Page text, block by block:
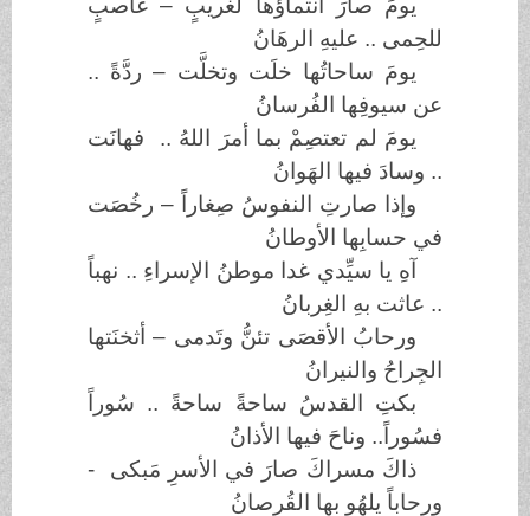
للحِمى .. عليهِ الرهَانُ
يومَ ساحاتُها خلَت وتخلَّت – ردَّةً ..
عن سيوفِها الفُرسانُ
يومَ لم تعتصِمْ بما أمرَ اللهُ .. فهانَت
.. وسادَ فيها الهَوانُ
وإذا صارتِ النفوسُ صِغاراً – رخُصَت
في حسابِها الأوطانُ
آهِ يا سيِّدي غدا موطنُ الإسراءِ .. نهباً
.. عاثت بهِ الغِربانُ
ورحابُ الأقصَى تئنُّ وتَدمى – أثخنَتها
الجِراحُ والنيرانُ
بكتِ القدسُ ساحةً ساحةً .. سُوراً
فسُوراً.. وناحَ فيها الأذانُ
ذاكَ مسراكَ صارَ في الأسرِ مَبكى -
ورحاباً يلهُو بها القُرصانُ